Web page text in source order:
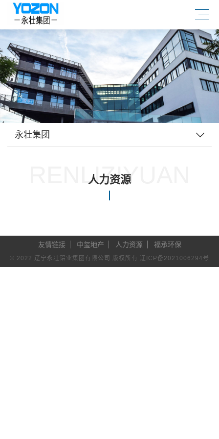
永壮集团
RENLIZIYUAN
人力资源
友情链接
永壮集团
中玺地产 人力资源 福承环保
© 2022 辽宁永壮铝业集团有限公司 版权所有 辽ICP备2021006294号